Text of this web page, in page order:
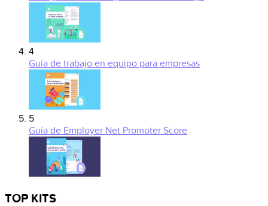
4
Guía de trabajo en equipo para empresas
5
Guía de Employer Net Promoter Score
TOP KITS